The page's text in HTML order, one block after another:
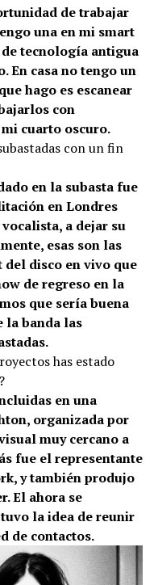
de trabajar
una en mi smart
tecnología antigua
En casa no tengo un
hago es escanear
con
cuarto oscuro.
con un fin
en la subasta fue
en Londres
a dejar su
esas son las
disco en vivo que
de regreso en la
que sería buena
la banda las
has estado
en una
organizada por
muy cercano a
fue el representante
y también produjo
El ahora se
la idea de reunir
de contactos.